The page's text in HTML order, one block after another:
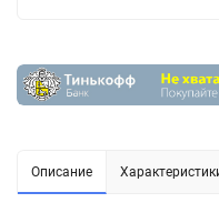
Описание